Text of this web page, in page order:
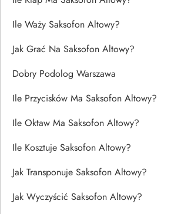
Ile Waży Saksofon Altowy?
Jak Grać Na Saksofon Altowy?
Dobry Podolog Warszawa
Ile Przycisków Ma Saksofon Altowy?
Ile Oktaw Ma Saksofon Altowy?
Ile Kosztuje Saksofon Altowy?
Jak Transponuje Saksofon Altowy?
Jak Wyczyścić Saksofon Altowy?